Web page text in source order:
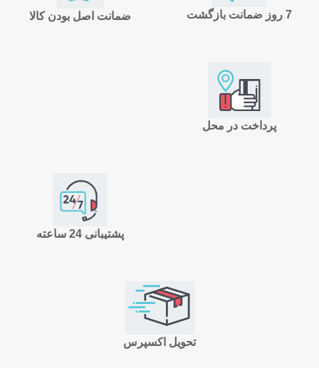
ضمانت اصل بودن کالا 7 روز ضمانت بازگشت
پرداخت در محل
پشتیبانی 24 ساعته
تحویل اکسپرس